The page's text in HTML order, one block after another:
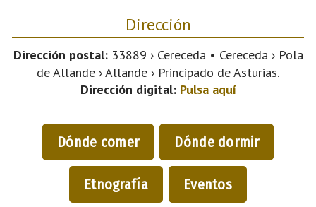
Dirección
Dirección postal:33889 › Cereceda • Cereceda › Pola
de Allande › Allande › Principado de Asturias.
Dirección digital: Pulsa aquí
Dónde comer Dónde dormir
Etnografía Eventos